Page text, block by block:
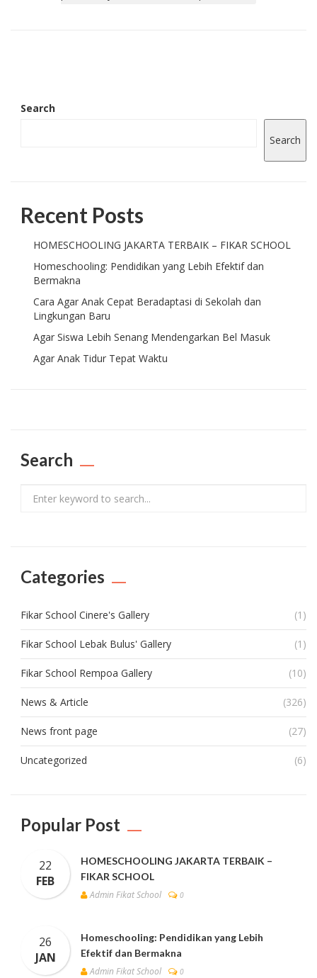
Search
Search
Recent Posts
HOMESCHOOLING JAKARTA TERBAIK – FIKAR SCHOOL
Homeschooling: Pendidikan yang Lebih Efektif dan
Bermakna
Cara Agar Anak Cepat Beradaptasi di Sekolah dan
Lingkungan Baru
Agar Siswa Lebih Senang Mendengarkan Bel Masuk
Agar Anak Tidur Tepat Waktu
Search
Categories
Fikar School Cinere's Gallery (1)
Fikar School Lebak Bulus' Gallery (1)
Fikar School Rempoa Gallery (10)
News & Article (326)
News front page (27)
Uncategorized (6)
Popular Post
22
FEB
HOMESCHOOLING JAKARTA TERBAIK –
FIKAR SCHOOL
Admin Fikat School
0
26
JAN
Homeschooling: Pendidikan yang Lebih
Efektif dan Bermakna
Admin Fikat School
0